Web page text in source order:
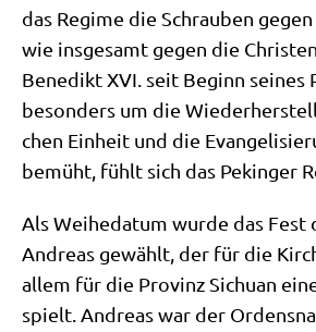
das Regime die Schrau­ben
wie ins­ge­samt gegen die
Bene­dikt XVI. seit Beginn sei­nes
beson­ders um die
chen Ein­heit und die
bemüht, fühlt sich das Pekin­ger
Als Wei­he­da­tum wur­de das Fest
Andre­as gewählt, der für die
allem für die Pro­vinz Sichu­an
spielt. Andre­as war der